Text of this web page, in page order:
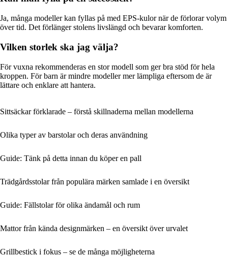
Ja, många modeller kan fyllas på med EPS-kulor när de förlorar volym
över tid. Det förlänger stolens livslängd och bevarar komforten.
Vilken storlek ska jag välja?
För vuxna rekommenderas en stor modell som ger bra stöd för hela
kroppen. För barn är mindre modeller mer lämpliga eftersom de är
lättare och enklare att hantera.
Sittsäckar förklarade – förstå skillnaderna mellan modellerna
Olika typer av barstolar och deras användning
Guide: Tänk på detta innan du köper en pall
Trädgårdsstolar från populära märken samlade i en översikt
Guide: Fällstolar för olika ändamål och rum
Mattor från kända designmärken – en översikt över urvalet
Grillbestick i fokus – se de många möjligheterna